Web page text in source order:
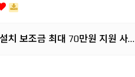
치 보조금 최대 70만원 지원 사…